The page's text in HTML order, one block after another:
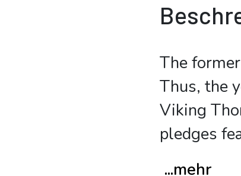
The
Thus, the
Viking
pledges
...mehr